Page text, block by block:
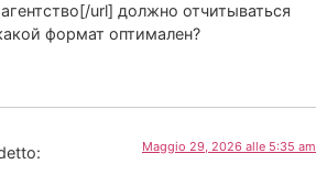
url] должно отчитываться
формат оптимален?
Maggio 29, 2026 alle 5:35 am